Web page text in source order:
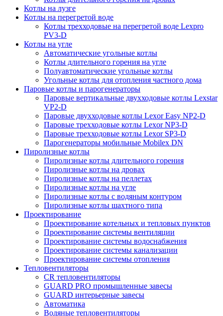
Котлы на лузге
Котлы на перегретой воде
Котлы трехходовые на перегретой воде Lexpro
PV3-D
Котлы на угле
Автоматические угольные котлы
Котлы длительного горения на угле
Полуавтоматические угольные котлы
Угольные котлы для отопления частного дома
Паровые котлы и парогенераторы
Паровые вертикальные двухходовые котлы Lexstar
VP2-D
Паровые двухходовые котлы Lexor Easy NP2-D
Паровые трехходовые котлы Lexor NP3-D
Паровые трехходовые котлы Lexor SP3-D
Парогенераторы мобильные Mobilex DN
Пиролизные котлы
Пиролизные котлы длительного горения
Пиролизные котлы на дровах
Пиролизные котлы на пеллетах
Пиролизные котлы на угле
Пиролизные котлы с водяным контуром
Пиролизные котлы шахтного типа
Проектирование
Проектирование котельных и тепловых пунктов
Проектирование системы вентиляции
Проектирование системы водоснабжения
Проектирование системы канализации
Проектирование системы отопления
Тепловентиляторы
CR тепловентиляторы
GUARD PRO промышленные завесы
GUARD интерьерные завесы
Автоматика
Водяные тепловентиляторы